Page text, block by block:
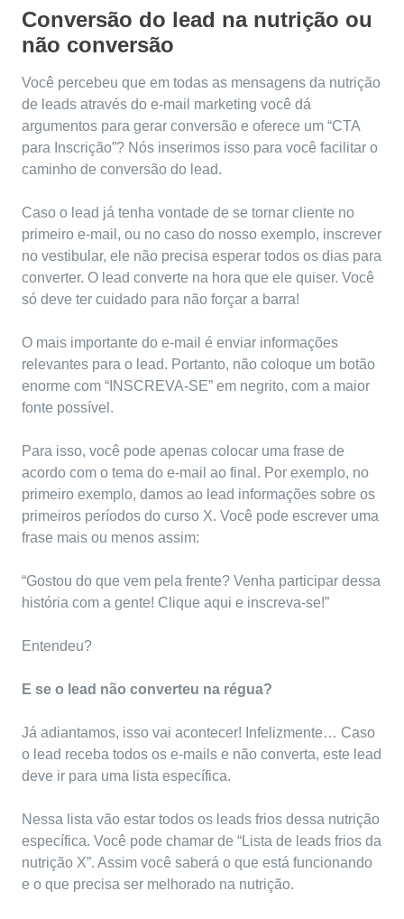
Conversão do lead na nutrição ou
não conversão
Você percebeu que em todas as mensagens da nutrição
de leads através do e-mail marketing você dá
argumentos para gerar conversão e oferece um “CTA
para Inscrição”? Nós inserimos isso para você facilitar o
caminho de conversão do lead.
Caso o lead já tenha vontade de se tornar cliente no
primeiro e-mail, ou no caso do nosso exemplo, inscrever
no vestibular, ele não precisa esperar todos os dias para
converter. O lead converte na hora que ele quiser. Você
só deve ter cuidado para não forçar a barra!
O mais importante do e-mail é enviar informações
relevantes para o lead. Portanto, não coloque um botão
enorme com “INSCREVA-SE” em negrito, com a maior
fonte possível.
Para isso, você pode apenas colocar uma frase de
acordo com o tema do e-mail ao final. Por exemplo, no
primeiro exemplo, damos ao lead informações sobre os
primeiros períodos do curso X. Você pode escrever uma
frase mais ou menos assim:
“Gostou do que vem pela frente? Venha participar dessa
história com a gente! Clique aqui e inscreva-se!”
Entendeu?
E se o lead não converteu na régua?
Já adiantamos, isso vai acontecer! Infelizmente… Caso
o lead receba todos os e-mails e não converta, este lead
deve ir para uma lista específica.
Nessa lista vão estar todos os leads frios dessa nutrição
específica. Você pode chamar de “Lista de leads frios da
nutrição X”. Assim você saberá o que está funcionando
e o que precisa ser melhorado na nutrição.